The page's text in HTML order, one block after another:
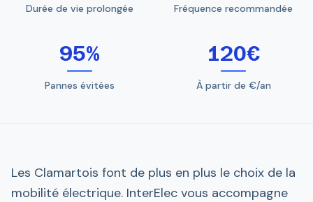
Durée de vie prolongée Fréquence recommandée
95%
Pannes évitées
120€
À partir de €/an
Les Clamartois font de plus en plus le choix de la
mobilité électrique. InterElec vous accompagne